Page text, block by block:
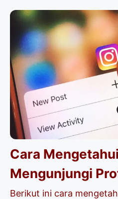
Cara
Mengunjungi
Berikut ini cara